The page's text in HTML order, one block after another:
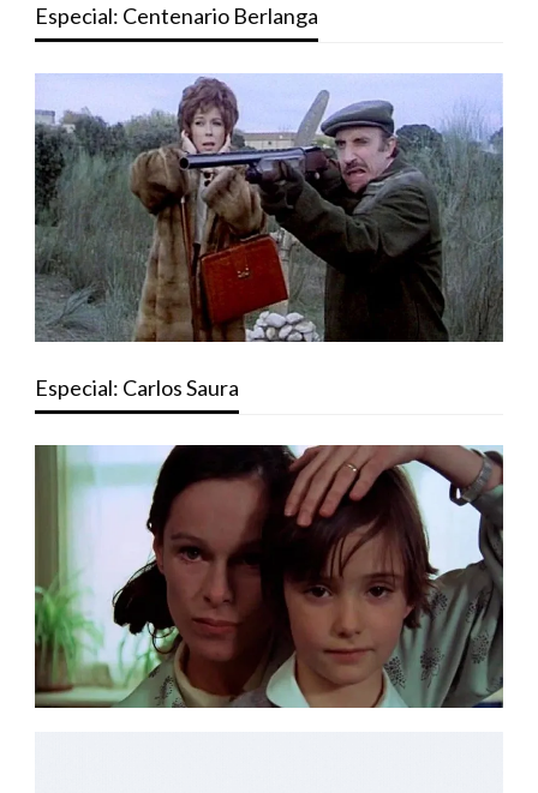
Especial: Centenario Berlanga
Especial: Carlos Saura